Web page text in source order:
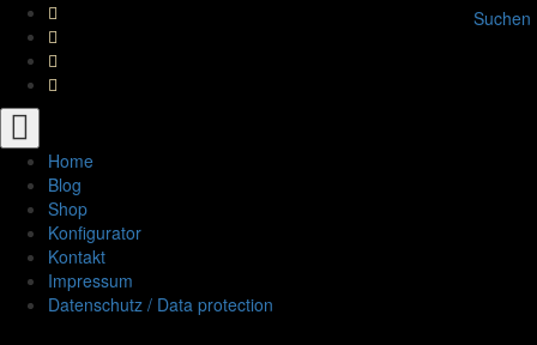
Suchen
Toggle
navigation
Home
Blog
Shop
Konfigurator
Kontakt
Impressum
Datenschutz / Data protection